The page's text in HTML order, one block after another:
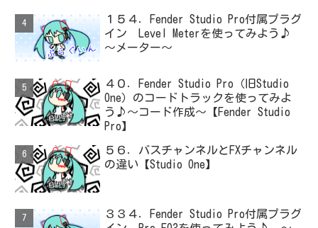
１５４．Fender Studio Pro付属プラグ
イン Level Meterを使ってみよう♪
～メーター～
４０．Fender Studio Pro（旧Studio
One）のコードトラックを使ってみよ
う♪～コード作成～【Fender Studio
Pro】
５６．バスチャンネルとFXチャンネル
の違い【Studio One】
３３４．Fender Studio Pro付属プラグ